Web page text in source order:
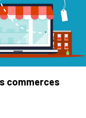
commerces